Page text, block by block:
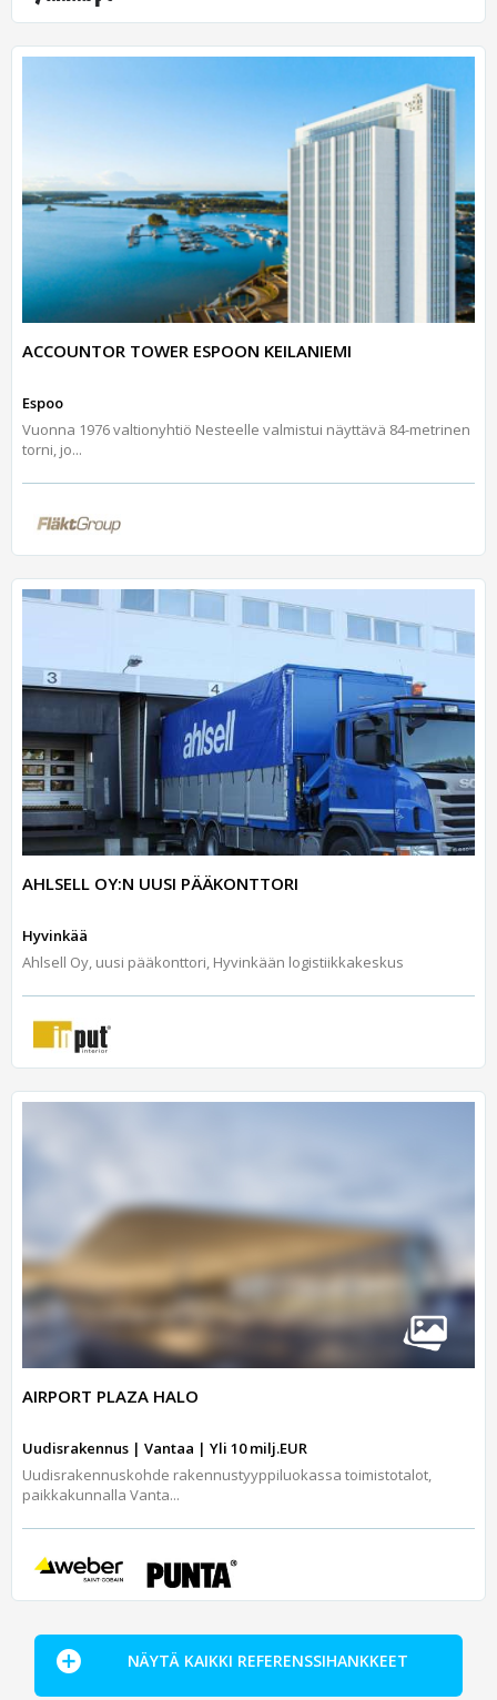
ACCOUNTOR TOWER ESPOON KEILANIEMI
Espoo
Vuonna 1976 valtionyhtiö Nesteelle valmistui näyttävä 84-metrinen
torni, jo...
AHLSELL OY:N UUSI PÄÄKONTTORI
Hyvinkää
Ahlsell Oy, uusi pääkonttori, Hyvinkään logistiikkakeskus
AIRPORT PLAZA HALO
Uudisrakennus | Vantaa | Yli 10 milj.EUR
Uudisrakennuskohde rakennustyyppiluokassa toimistotalot,
paikkakunnalla Vanta...
NÄYTÄ KAIKKI REFERENSSIHANKKEET